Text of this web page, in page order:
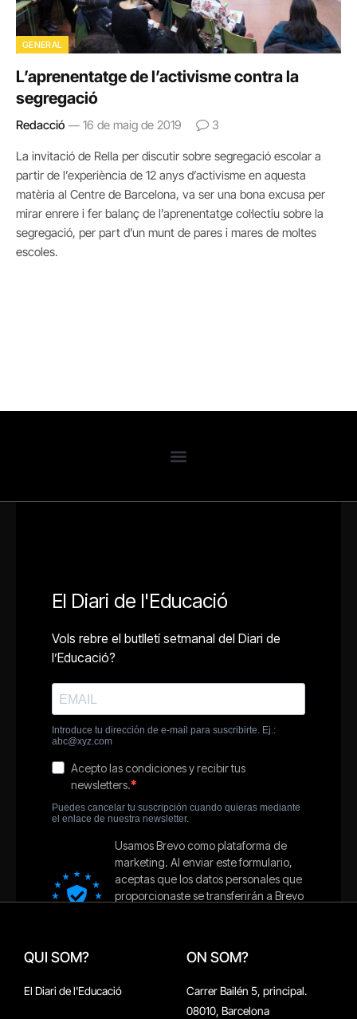
GENERAL
L’aprenentatge de l’activisme contra la
segregació
Redacció 16 de maig de 2019 3
La invitació de Rella per discutir sobre segregació escolar a
partir de l’experiència de 12 anys d’activisme en aquesta
matèria al Centre de Barcelona, va ser una bona excusa per
mirar enrere i fer balanç de l’aprenentatge col·lectiu sobre la
segregació, per part d’un munt de pares i mares de moltes
escoles.
QUI SOM?
El Diari de l'Educació
ON SOM?
Carrer Bailén 5, principal.
08010, Barcelona